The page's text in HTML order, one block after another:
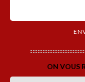
ON VOUS